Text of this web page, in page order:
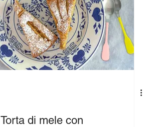
Torta di mele con